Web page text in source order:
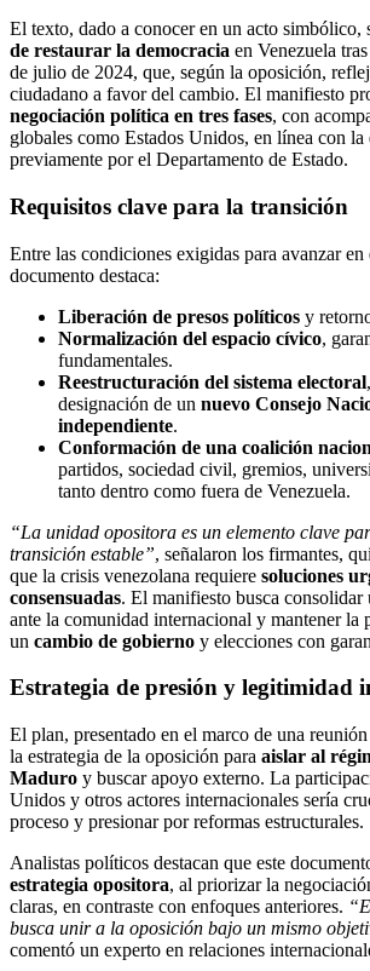
El texto, dado a conocer en un acto simbólico,
de restaurar la democracia en Venezuela
de julio de 2024, que, según la oposición,
ciudadano a favor del cambio. El manifiesto
negociación política en tres fases, con
globales como Estados Unidos, en línea con la
previamente por el Departamento de Estado.
Requisitos clave para la transición
Entre las condiciones exigidas para avanzar en
documento destaca:
Liberación de presos políticos y
Normalización del espacio cívico,
fundamentales.
Reestructuración del sistema electoral
designación de un nuevo Consejo
independiente.
Conformación de una coalición
partidos, sociedad civil, gremios,
tanto dentro como fuera de Venezuela.
“La unidad opositora es un elemento clave
transición estable”, señalaron los firmantes,
que la crisis venezolana requiere soluciones
consensuadas. El manifiesto busca consolidar
ante la comunidad internacional y mantener la
un cambio de gobierno y elecciones con
Estrategia de presión y legitimidad
El plan, presentado en el marco de una
la estrategia de la oposición para aislar al
Maduro y buscar apoyo externo. La
Unidos y otros actores internacionales sería
proceso y presionar por reformas estructurales.
Analistas políticos destacan que este
estrategia opositora, al priorizar la
claras, en contraste con enfoques anteriores.
busca unir a la oposición bajo un mismo
comentó un experto en relaciones